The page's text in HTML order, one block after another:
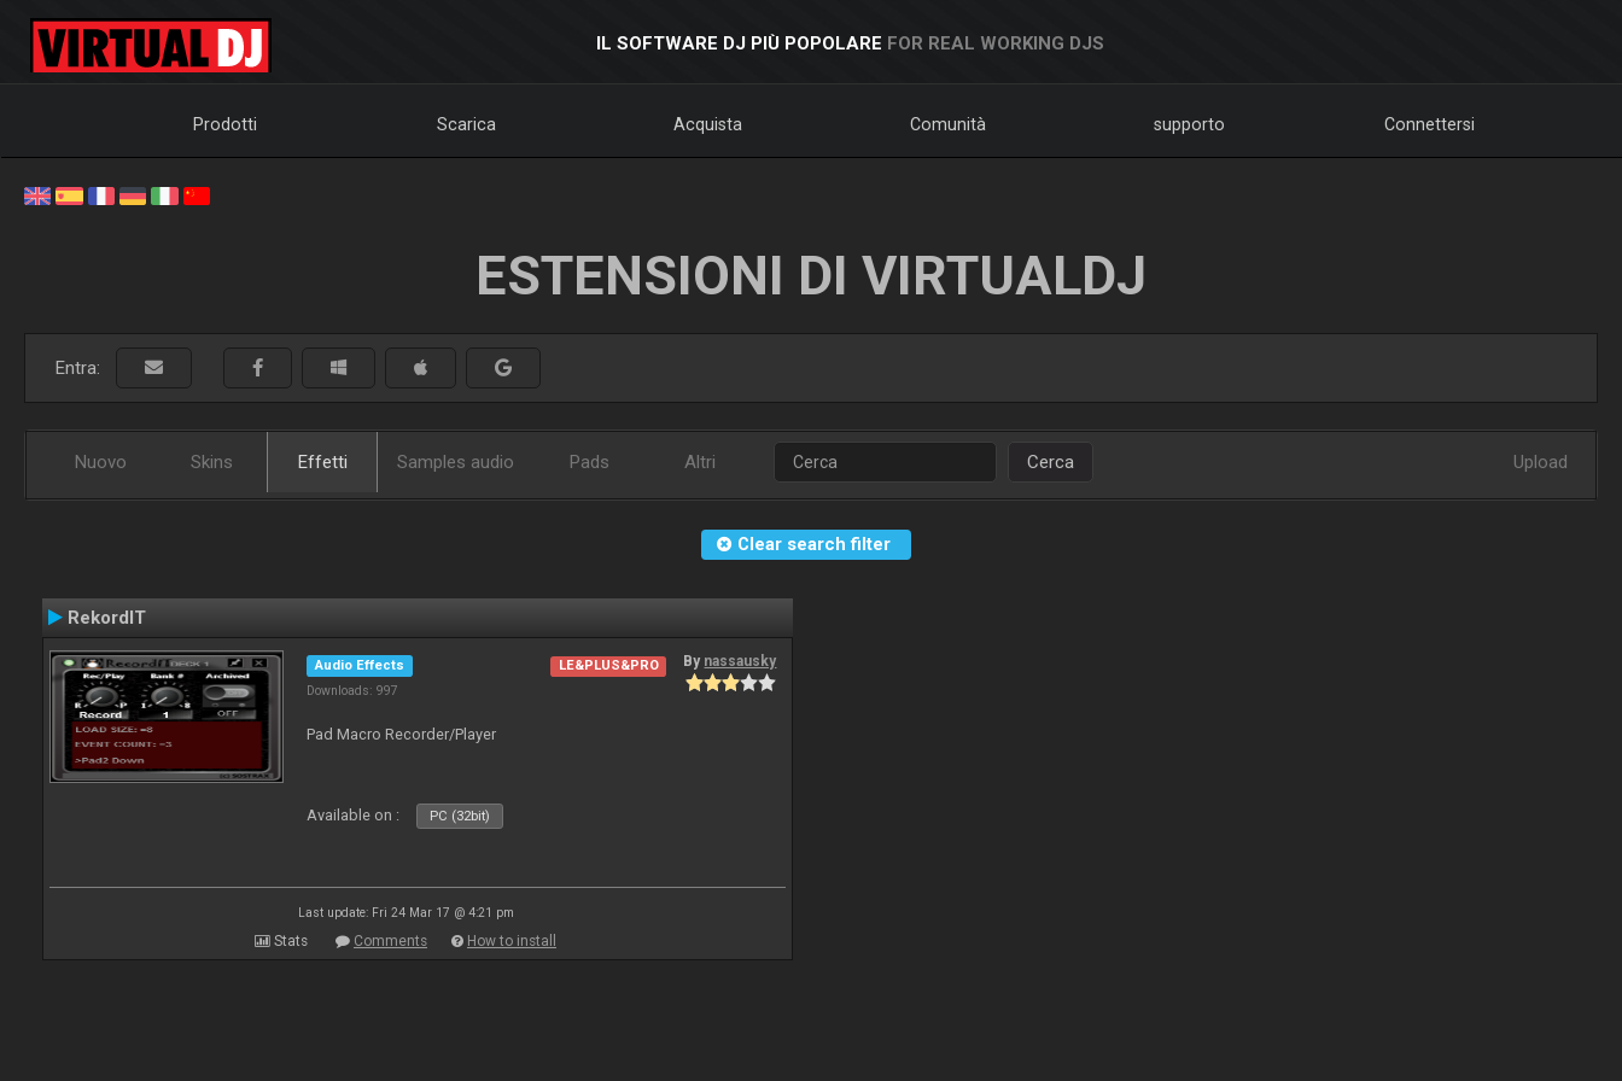
IL SOFTWARE DJ PIÙ POPOLARE FOR REAL WORKING DJS
Prodotti Scarica Acquista Comunità supporto Connettersi
ESTENSIONI DI VIRTUALDJ
Entra:
Nuovo Skins Effetti Samples audio Pads Altri Cerca Upload
Clear search filter
RekordIT
Audio Effects
Downloads: 997
LE&PLUS&PRO By nassausky
Pad Macro Recorder/Player
Available on : PC (32bit)
Last update: Fri 24 Mar 17 @ 4:21 pm
Stats Comments How to install